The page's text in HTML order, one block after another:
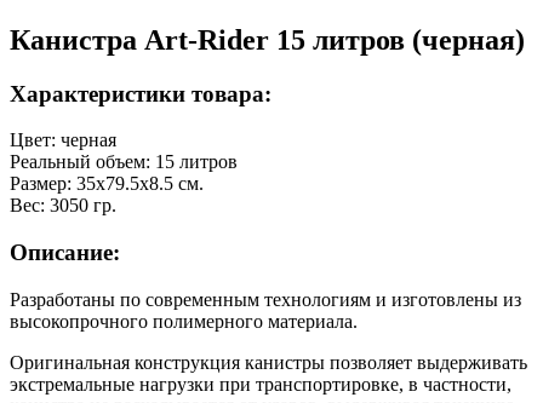
Канистра Art-Rider 15 литров (черная)
Характеристики товара:
Цвет: черная
Реальный объем: 15 литров
Размер: 35х79.5х8.5 см.
Вес: 3050 гр.
Описание:
Разработаны по современным технологиям и изготовлены из
высокопрочного полимерного материала.
Оригинальная конструкция канистры позволяет выдерживать
экстремальные нагрузки при транспортировке, в частности,